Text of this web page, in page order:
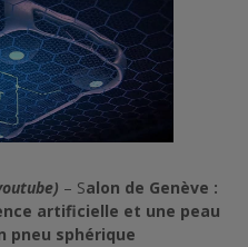
– Salon de Genève :
artificielle et une peau
pneu sphérique